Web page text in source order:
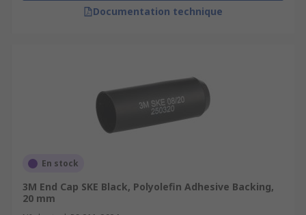
Documentation technique
En stock
3M End Cap SKE Black, Polyolefin Adhesive Backing,
20 mm